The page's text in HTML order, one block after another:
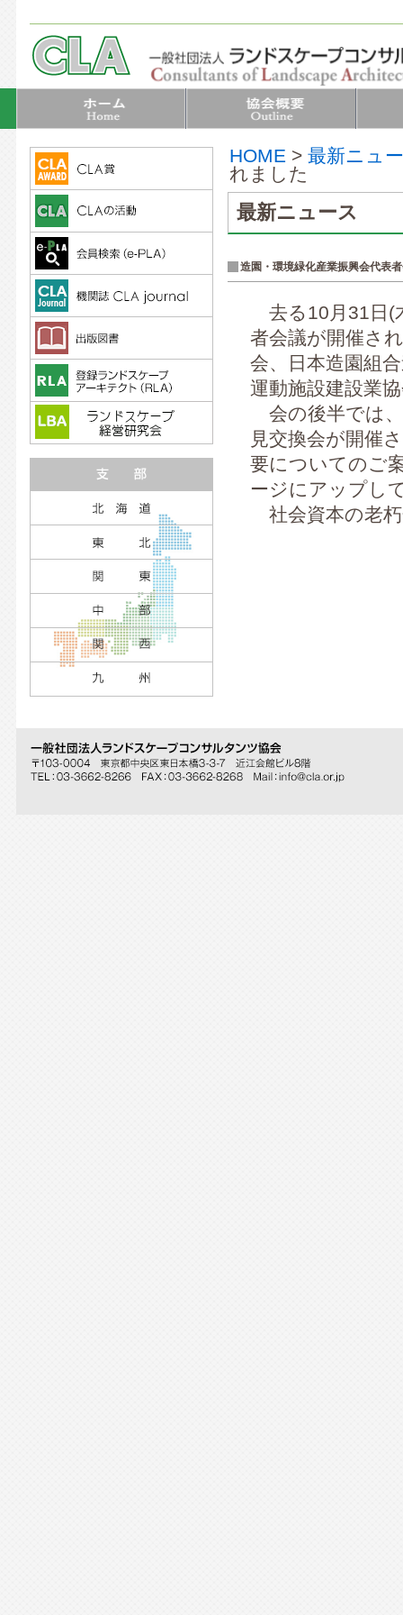
HOME > 最新ニュ
れました
最新ニュース
造園・環境緑化産業振興会代表
去る10月31日(
者会議が開催さ
会、日本造園組
運動施設建設業
会の後半では、
見交換会が開催
要についてのご
ージにアップし
社会資本の老